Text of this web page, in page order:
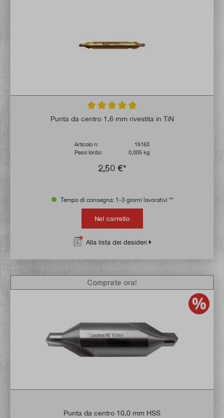
Valutazione media di 5 su 5 stelle
Punta da centro 1,6 mm rivestita in TiN
Articolo n:
15163
Peso lordo:
0,005 kg
2,50 €*
Tempo di consegna: 1-3 giorni lavorativi **
Nel carrello
Alla lista dei desideri
Punta da centro 10,0 mm HSS
Comprate ora!